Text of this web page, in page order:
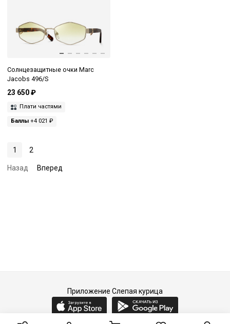
Солнцезащитные очки Marc
Jacobs 496/S
23 650 ₽
Плати частями
Баллы +4 021 ₽
1 2
Назад Вперед
Приложение Слепая курица